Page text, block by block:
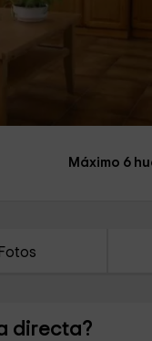
Máximo 6
Fotos
directa?